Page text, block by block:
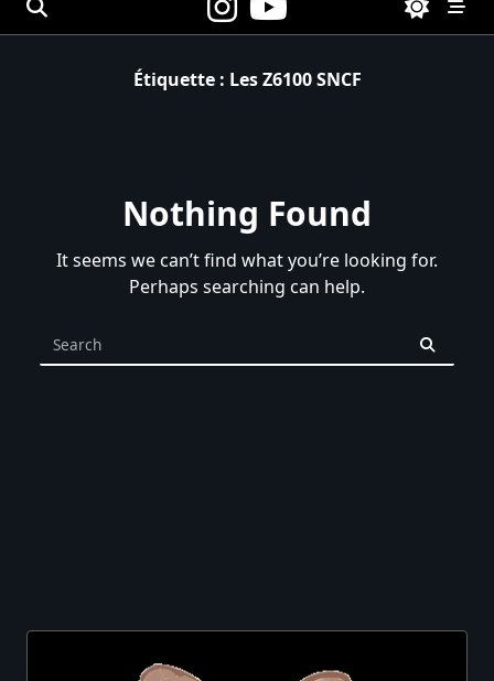
Étiquette : Les Z6100 SNCF
Nothing Found
It seems we can’t find what you’re looking for.
Perhaps searching can help.
Search